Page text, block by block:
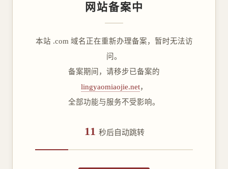
网站备案中
本站 .com 域名正在重新办理备案，暂时无法访
问。
备案期间，请移步已备案的
lingyaomiaojie.net，
全部功能与服务不受影响。
11 秒后自动跳转